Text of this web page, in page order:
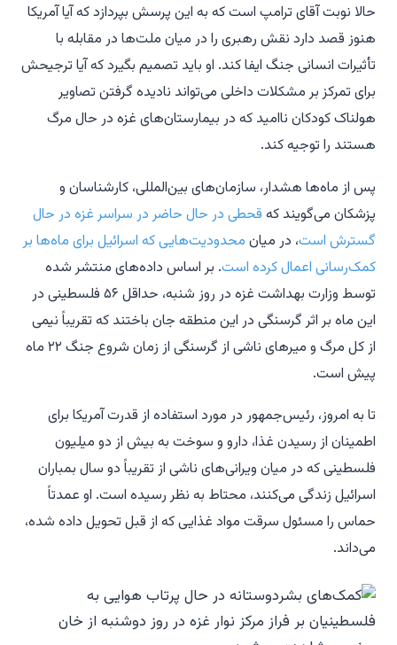
حالا نوبت آقای ترامپ است که به این پرسش بپردازد که آیا آمریکا
هنوز قصد دارد نقش رهبری را در میان ملت‌ها در مقابله با
تأثیرات انسانی جنگ ایفا کند. او باید تصمیم بگیرد که آیا ترجیحش
برای تمرکز بر مشکلات داخلی می‌تواند نادیده گرفتن تصاویر
هولناک کودکان ناامید که در بیمارستان‌های غزه در حال مرگ
هستند را توجیه کند.
پس از ماه‌ها هشدار، سازمان‌های بین‌المللی، کارشناسان و
پزشکان می‌گویند که قحطی در حال حاضر در سراسر غزه در حال
گسترش است، در میان محدودیت‌هایی که اسرائیل برای ماه‌ها بر
کمک‌رسانی اعمال کرده است. بر اساس داده‌های منتشر شده
توسط وزارت بهداشت غزه در روز شنبه، حداقل ۵۶ فلسطینی در
این ماه بر اثر گرسنگی در این منطقه جان باختند که تقریباً نیمی
از کل مرگ و میرهای ناشی از گرسنگی از زمان شروع جنگ ۲۲ ماه
پیش است.
تا به امروز، رئیس‌جمهور در مورد استفاده از قدرت آمریکا برای
اطمینان از رسیدن غذا، دارو و سوخت به بیش از دو میلیون
فلسطینی که در میان ویرانی‌های ناشی از تقریباً دو سال بمباران
اسرائیل زندگی می‌کنند، محتاط به نظر رسیده است. او عمدتاً
حماس را مسئول سرقت مواد غذایی که از قبل تحویل داده شده،
می‌داند.